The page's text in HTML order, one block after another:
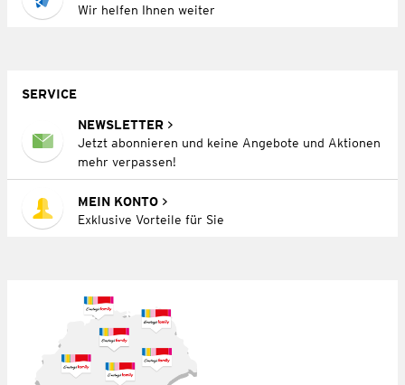
Wir helfen Ihnen weiter
SERVICE
NEWSLETTER
Jetzt abonnieren und keine Angebote und Aktionen
mehr verpassen!
MEIN KONTO
Exklusive Vorteile für Sie